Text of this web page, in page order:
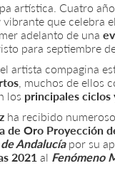
artística. Cuatro
que celebra
adelanto de una
para septiembre
artista compagina
, muchos de ellos
los principales ciclos
ha recibido
de Oro Proyección
Andalucía por su
2021 al Fenómeno